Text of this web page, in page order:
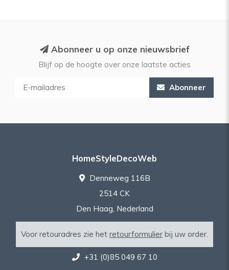
Abonneer u op onze nieuwsbrief
Blijf op de hoogte over onze laatste acties
Abonneer
HomeStyleDecoWeb
Denneweg 116B
2514 CK
Den Haag, Nederland
Voor retouradres zie het retourformulier bij uw order.
+31 (0)85 049 67 10